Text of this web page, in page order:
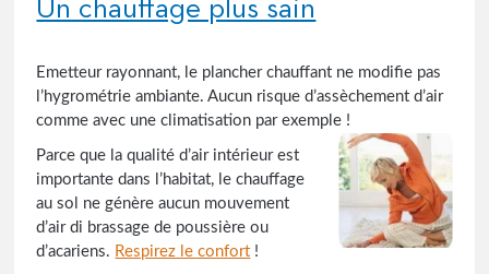
Un chauffage plus sain
Emetteur rayonnant, le plancher chauffant ne modifie pas
l’hygrométrie ambiante. Aucun risque d’assèchement d’air
comme avec une climatisation par exemple !
Parce que la qualité d’air intérieur est
importante dans l’habitat, le chauffage
au sol ne génère aucun mouvement
d’air di brassage de poussière ou
d’acariens. Respirez le confort !